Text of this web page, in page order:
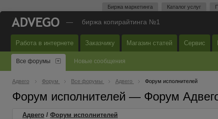
Биржа маркетинга Каталог услуг
— биржа копирайтинга №1
Работа в интернете Заказчику Магазин статей Сервис
Все форумы Новые сообщения
Адвего Форум Все форумы Адвего Форум исполнителей
Форум исполнителей — Форум
Адвего / Форум исполнителей